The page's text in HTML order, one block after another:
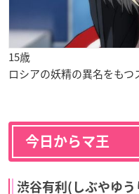
15歳
ロシアの妖精の異名をもつ
今日からマ王
渋谷有利(しぶやゆ